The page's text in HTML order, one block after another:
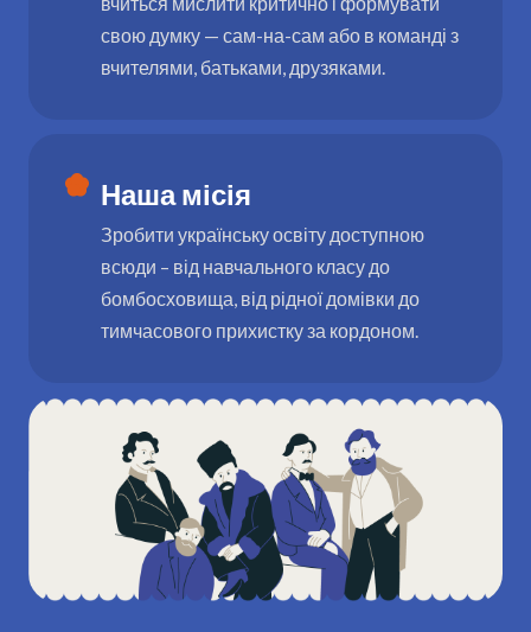
свою думку — сам-на-сам або в команді з
вчителями, батьками, друзяками.
Наша місія
Зробити українську освіту доступною
всюди – від навчального класу до
бомбосховища, від рідної домівки до
тимчасового прихистку за кордоном.